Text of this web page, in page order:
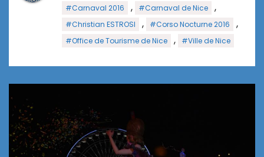
#Carnaval 2016 , #Carnaval de Nice ,
#Christian ESTROSI , #Corso Nocturne 2016 ,
#Office de Tourisme de Nice , #Ville de Nice